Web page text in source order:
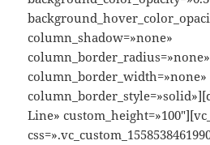
column_shadow=»none»
column_border_width=»none»
Line»